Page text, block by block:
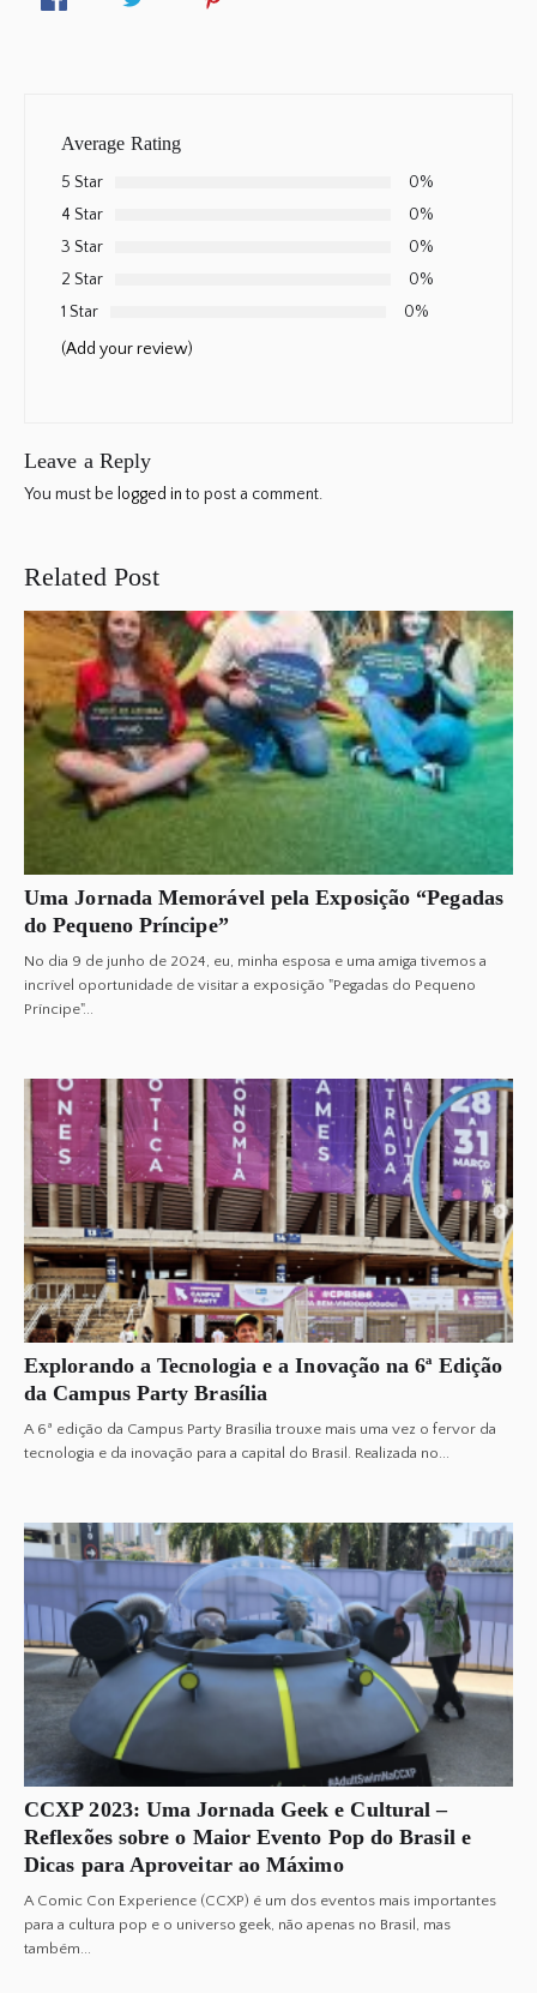
Average Rating
5 Star
0%
4 Star
0%
3 Star
0%
2 Star
0%
1 Star
0%
(Add your review)
Leave a Reply
You must be logged into post a comment.
Related Post
Uma Jornada Memorável pela Exposição “Pegadas
do Pequeno Príncipe”
No dia 9 de junho de 2024, eu, minha esposa e uma amiga tivemos a
incrível oportunidade de visitar a exposição "Pegadas do Pequeno
Príncipe"...
Explorando a Tecnologia e a Inovação na 6ª Edição
da Campus Party Brasília
A 6ª edição da Campus Party Brasília trouxe mais uma vez o fervor da
tecnologia e da inovação para a capital do Brasil. Realizada no...
CCXP 2023: Uma Jornada Geek e Cultural –
Reflexões sobre o Maior Evento Pop do Brasil e
Dicas para Aproveitar ao Máximo
A Comic Con Experience (CCXP) é um dos eventos mais importantes
para a cultura pop e o universo geek, não apenas no Brasil, mas
também...